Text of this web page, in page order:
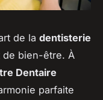
de la dentisterie
de bien-être. À
Dentaire
parfaite